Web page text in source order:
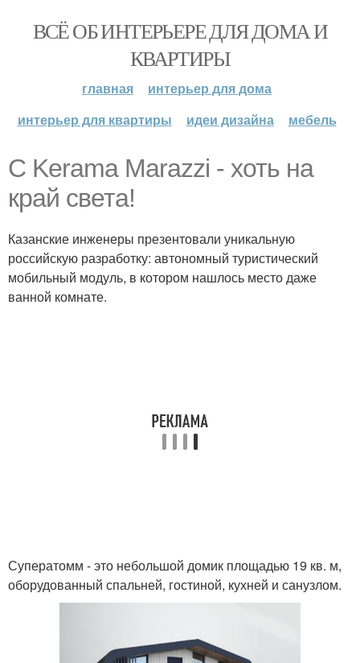
ВСЁ ОБ ИНТЕРЬЕРЕ ДЛЯ ДОМА И
КВАРТИРЫ
главная
интерьер для дома
интерьер для квартиры
идеи дизайна мебель
C Kerama Marazzi - хоть на
край света!
Казанские инженеры презентовали уникальную
российскую разработку: автономный туристический
мобильный модуль, в котором нашлось место даже
ванной комнате.
Суператомм - это небольшой домик площадью 19 кв. м,
оборудованный спальней, гостиной, кухней и санузлом.